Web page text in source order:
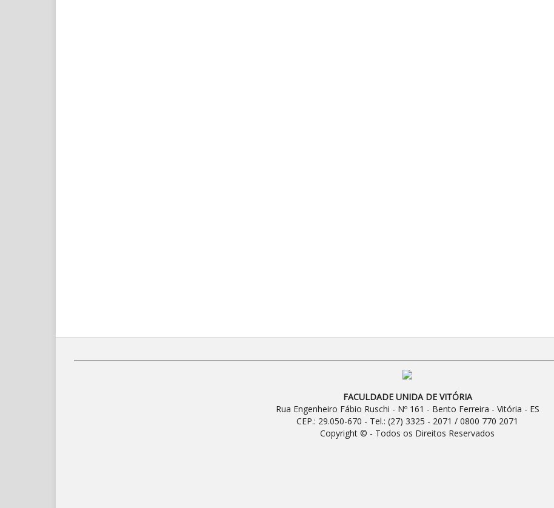
FACULDADE UNIDA DE VITÓRIA
Rua Engenheiro Fábio Ruschi - Nº 161 - Bento Ferreira - Vitória - ES
CEP.: 29.050-670 - Tel.: (27) 3325 - 2071 / 0800 770 2071
Copyright © - Todos os Direitos Reservados